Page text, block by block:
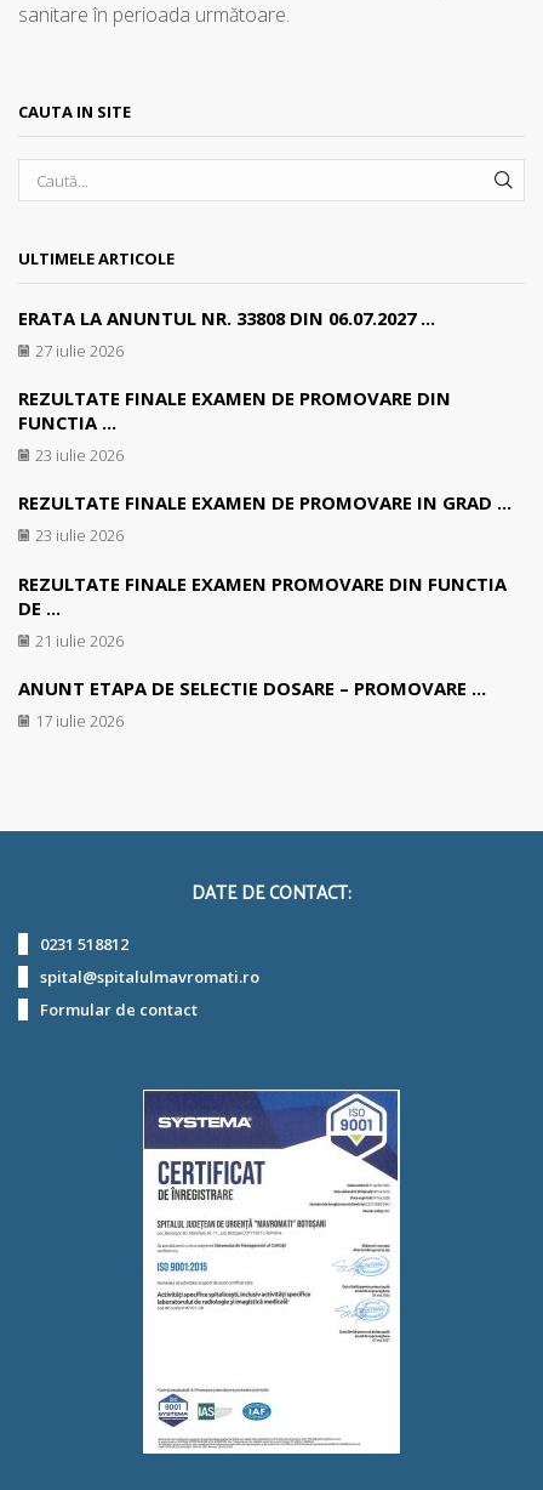
sanitare în perioada următoare.
CAUTA IN SITE
ULTIMELE ARTICOLE
ERATA LA ANUNTUL NR. 33808 DIN 06.07.2027 ...
27 iulie 2026
REZULTATE FINALE EXAMEN DE PROMOVARE DIN
FUNCTIA ...
23 iulie 2026
REZULTATE FINALE EXAMEN DE PROMOVARE IN GRAD ...
23 iulie 2026
REZULTATE FINALE EXAMEN PROMOVARE DIN FUNCTIA
DE ...
21 iulie 2026
ANUNT ETAPA DE SELECTIE DOSARE – PROMOVARE ...
17 iulie 2026
DATE DE CONTACT:
0231 518812
spital@spitalulmavromati.ro
Formular de contact